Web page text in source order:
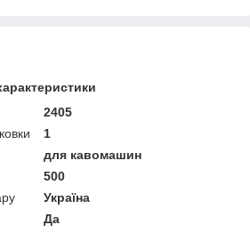
2405
1
для кавомашин
500
Україна
Да